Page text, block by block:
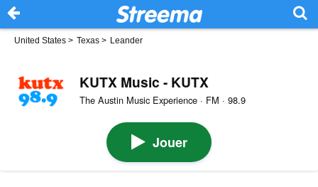
United States > Texas > Leander
KUTX Music - KUTX
The Austin Music Experience · FM · 98.9
Jouer